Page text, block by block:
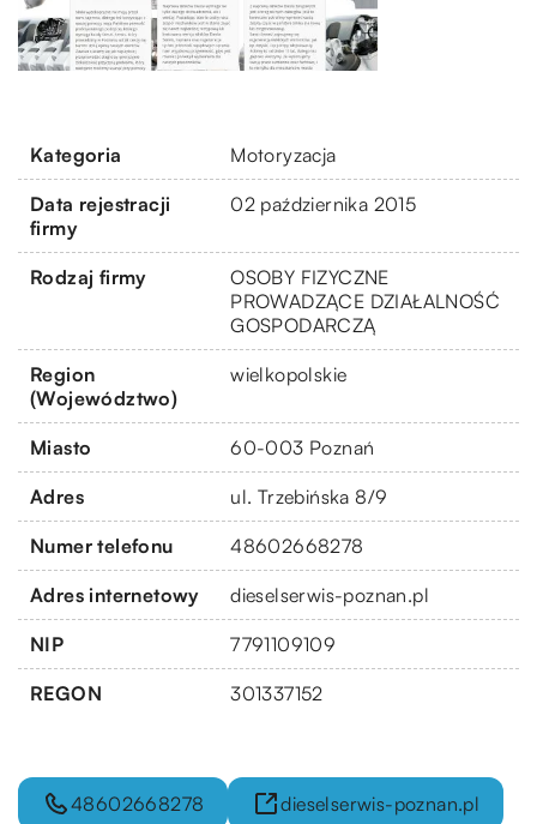
Kategoria Motoryzacja
Data rejestracji
firmy
02 października 2015
Rodzaj firmy
OSOBY FIZYCZNE
PROWADZĄCE DZIAŁALNOŚĆ
GOSPODARCZĄ
Region
(Województwo)
wielkopolskie
Miasto 60-003 Poznań
Adres ul. Trzebińska 8/9
Numer telefonu 48602668278
Adres internetowy dieselserwis-poznan.pl
NIP 7791109109
REGON 301337152
48602668278 dieselserwis-poznan.pl